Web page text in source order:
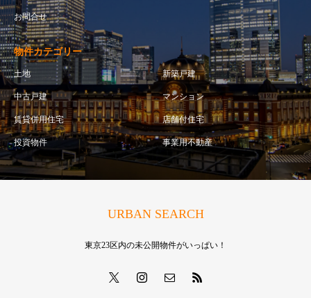
お問合せ
物件カテゴリー
土地 新築戸建
中古戸建 マンション
賃貸併用住宅 店舗付住宅
投資物件 事業用不動産
URBAN SEARCH
東京23区内の未公開物件がいっぱい！